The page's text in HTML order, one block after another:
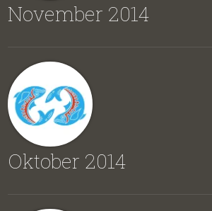
November 2014
Oktober 2014